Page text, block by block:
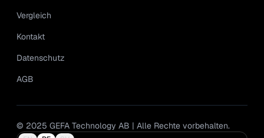
Vergleich
Kontakt
Datenschutz
AGB
© 2025 GEFA Technology AB | Alle Rechte vorbehalten.